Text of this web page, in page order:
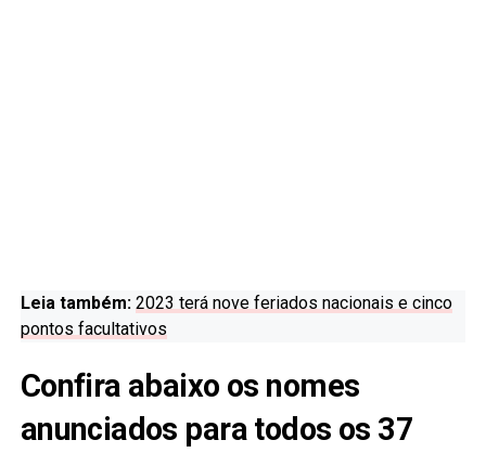
Leia também: 2023 terá nove feriados nacionais e cinco
pontos facultativos
Confira abaixo os nomes
anunciados para todos os 37